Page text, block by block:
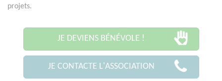
projets.
JE DEVIENS BÉNÉVOLE !
JE CONTACTE L'ASSOCIATION